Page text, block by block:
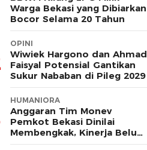
Warga Bekasi yang Dibiarkan
Bocor Selama 20 Tahun
OPINI
Wiwiek Hargono dan Ahmad
Faisyal Potensial Gantikan
Sukur Nababan di Pileg 2029
HUMANIORA
Anggaran Tim Monev
Pemkot Bekasi Dinilai
Membengkak, Kinerja Belum
Terbukti Efektif